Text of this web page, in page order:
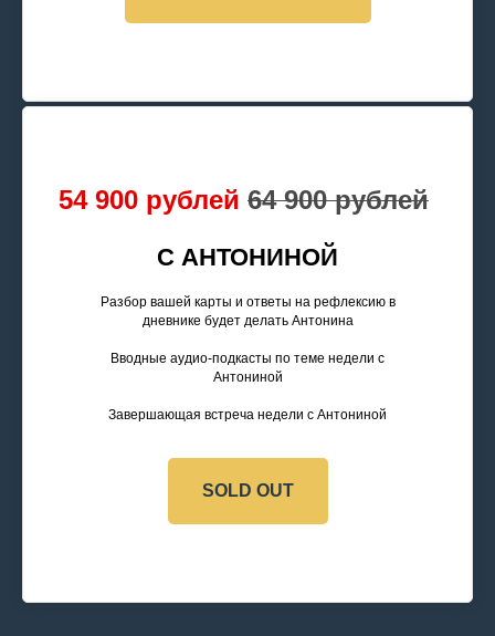
54 900 рублей 64 900 рублей
С АНТОНИНОЙ
Разбор вашей карты и ответы на рефлексию в
дневнике будет делать Антонина
Вводные аудио-подкасты по теме недели с
Антониной
Завершающая встреча недели с Антониной
SOLD OUT